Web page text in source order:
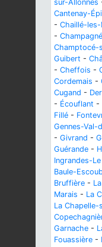
sur-Allonnes
Cantenay-
- Chaillé-les-
- Champagné
Champtocé-
Guibert -
- Cheffois -
Cordemais -
Cugand -
- Écouflant -
Fillé -
Gennes-Val-
- Givrand -
Guérande -
Ingrandes-
Baule-
Bruffière -
Marais - La
La Chapelle-
Garnache -
Fouassière -